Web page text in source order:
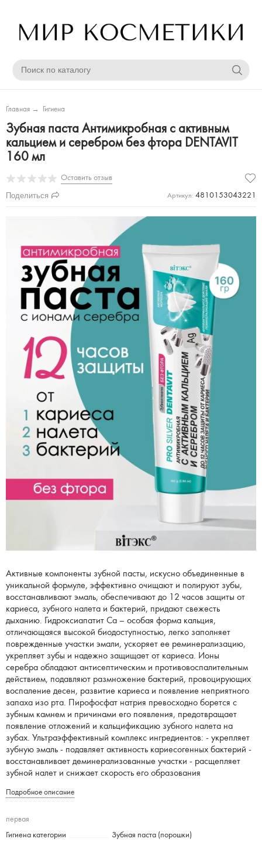
Главная → Гигиена
Зубная паста Антимикробная с активным
кальцием и серебром без фтора DENTAVIT
160 мл
Оставить отзыв
Поделиться Артикул: 4810153043221
Активные компоненты зубной пасты, искусно объединенные в
уникальной формуле, эффективно очищают и полируют зубы,
восстанавливают эмаль, обеспечивают до 12 часов защиты от
кариеса, зубного налета и бактерий, придают свежесть
дыханию. Гидроксиапатит Ca – особая форма кальция,
отличающаяся высокой биодоступностью, легко заполняет
поврежденные участки эмали, ускоряет ее реминерализацию,
укрепляет зубы и надежно защищает от кариеса. Ионы
серебра обладают антисептическим и противовоспалительным
действием, подавляют размножение бактерий, провоцирующих
воспаление десен, развитие кариеса и появление неприятного
запаха изо рта. Пирофосфат натрия превосходно борется с
зубным камнем и причинами его появления, предотвращает
появление отложений и кальцификацию зубного налета на
зубах. Ультраэффективный комплекс ингредиентов: - укрепляет
зубную эмаль - подавляет активность кариесогенных бактерий -
восстанавливает деминерализованные участки - расщепляет
зубной налет и снижает скорость его образования
Подробное описание
первая
Гигиена категории Зубная паста (порошки)